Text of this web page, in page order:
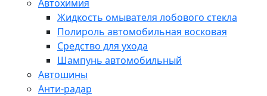
Автохимия
Жидкость омывателя лобового стекла
Полироль автомобильная восковая
Средство для ухода
Шампунь автомобильный
Автошины
Анти-радар